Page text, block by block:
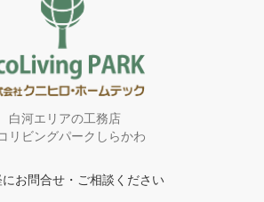
白河エリアの工務店
リビングパークしらかわ
にお問合せ・ご相談ください